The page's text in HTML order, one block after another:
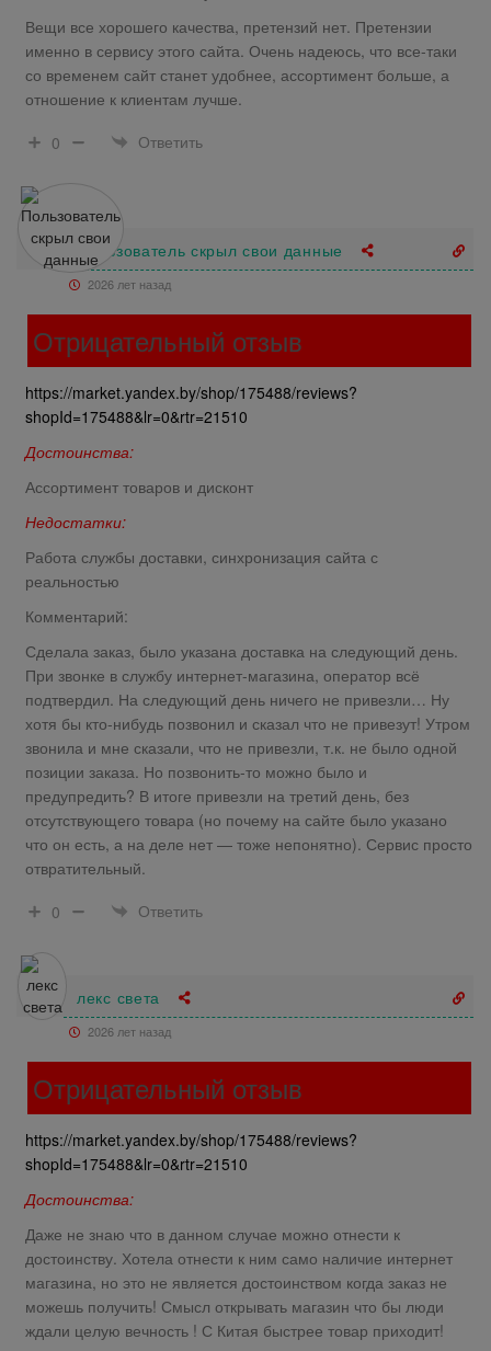
Вещи все хорошего качества, претензий нет. Претензии
именно в сервису этого сайта. Очень надеюсь, что все-таки
со временем сайт станет удобнее, ассортимент больше, а
отношение к клиентам лучше.
0
Ответить
Пользователь скрыл свои данные
2026 лет назад
Отрицательный отзыв
https://market.yandex.by/shop/175488/reviews?
shopId=175488&lr=0&rtr=21510
Достоинства:
Ассортимент товаров и дисконт
Недостатки:
Работа службы доставки, синхронизация сайта с
реальностью
Комментарий:
Сделала заказ, было указана доставка на следующий день.
При звонке в службу интернет-магазина, оператор всё
подтвердил. На следующий день ничего не привезли… Ну
хотя бы кто-нибудь позвонил и сказал что не привезут! Утром
звонила и мне сказали, что не привезли, т.к. не было одной
позиции заказа. Но позвонить-то можно было и
предупредить? В итоге привезли на третий день, без
отсутствующего товара (но почему на сайте было указано
что он есть, а на деле нет — тоже непонятно). Сервис просто
отвратительный.
0
Ответить
лекс света
2026 лет назад
Отрицательный отзыв
https://market.yandex.by/shop/175488/reviews?
shopId=175488&lr=0&rtr=21510
Достоинства:
Даже не знаю что в данном случае можно отнести к
достоинству. Хотела отнести к ним само наличие интернет
магазина, но это не является достоинством когда заказ не
можешь получить! Смысл открывать магазин что бы люди
ждали целую вечность ! С Китая быстрее товар приходит!